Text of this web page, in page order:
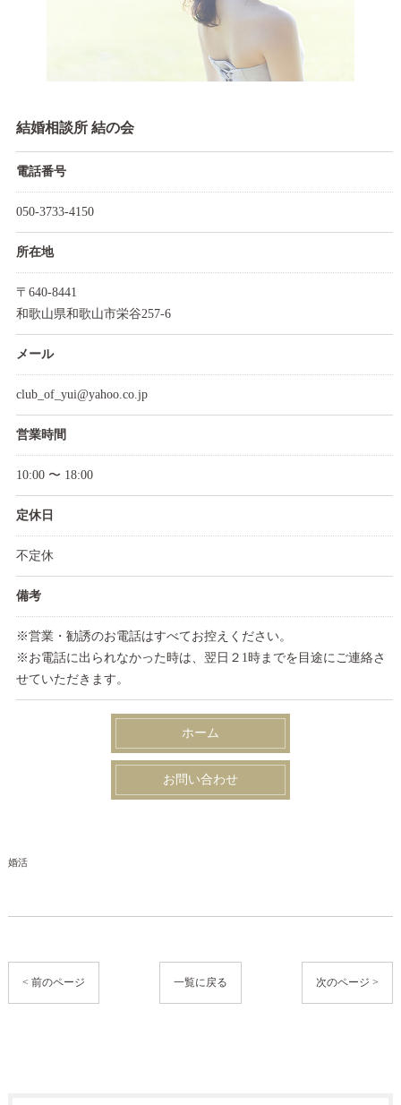
結婚相談所 結の会
電話番号
050-3733-4150
所在地
〒640-8441
和歌山県和歌山市栄谷257-6
メール
club_of_yui@yahoo.co.jp
営業時間
10:00 〜 18:00
定休日
不定休
備考
※営業・勧誘のお電話はすべてお控えください。
※お電話に出られなかった時は、翌日２1時までを目途にご連絡さ
せていただきます。
ホーム
お問い合わせ
婚活
< 前のページ 一覧に戻る 次のページ >